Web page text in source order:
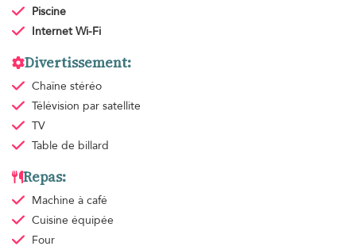
Piscine
Internet Wi-Fi
Divertissement:
Chaîne stéréo
Télévision par satellite
TV
Table de billard
Repas:
Machine à café
Cuisine équipée
Four